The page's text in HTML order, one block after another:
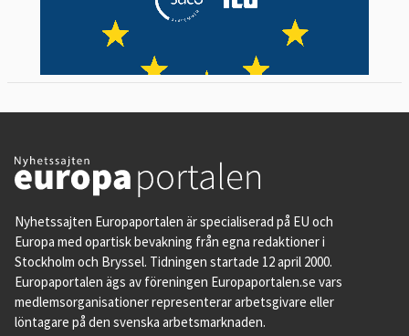
Nyhetssajten Europaportalen är specialiserad på EU och
Europa med opartisk bevakning från egna redaktioner i
Stockholm och Bryssel. Tidningen startade 12 april 2000.
Europaportalen ägs av föreningen Europaportalen.se vars
medlemsorganisationer representerar arbetsgivare eller
löntagare på den svenska arbetsmarknaden.